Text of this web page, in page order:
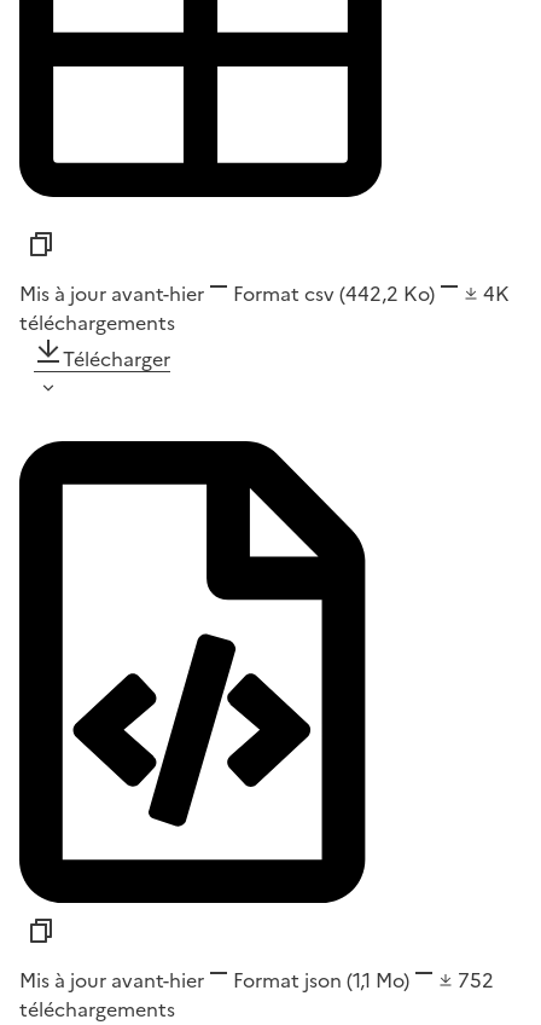
Mis à jour avant-hier Format csv(442,2 Ko)
4K
téléchargements
Télécharger
Mis à jour avant-hier Format json (1,1 Mo)
752
téléchargements